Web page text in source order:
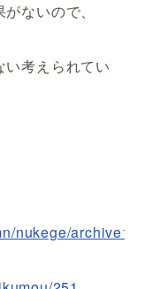
がないので、
い考えられてい
nukege/archive140/